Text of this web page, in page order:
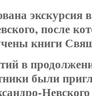
после
книги
в
были